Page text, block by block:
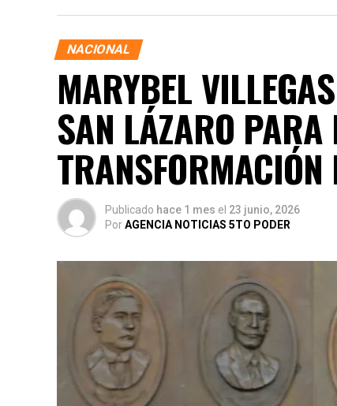
Durante su encargo en la Cámara Alta,
orientadas a robustecer el desarrollo
social. Sin embargo, enfatizó que la
NACIONAL
MARYBEL
SAN LÁZARO
Publicado hace 1 mes el 23 junio, 2026
PorAGENCIA NOTICIAS 5TO PODER